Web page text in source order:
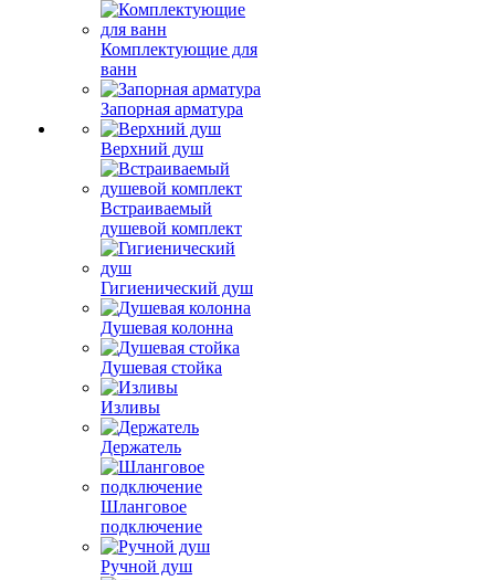
Комплектующие для
ванн
Запорная арматура
Верхний душ
Встраиваемый
душевой комплект
Гигиенический душ
Душевая колонна
Душевая стойка
Изливы
Держатель
Шланговое
подключение
Ручной душ